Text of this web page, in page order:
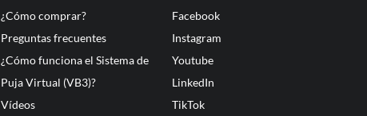
¿Cómo comprar?
Preguntas frecuentes
¿Cómo funciona el Sistema de
Puja Virtual (VB3)?
Vídeos
Facebook
Instagram
Youtube
LinkedIn
TikTok